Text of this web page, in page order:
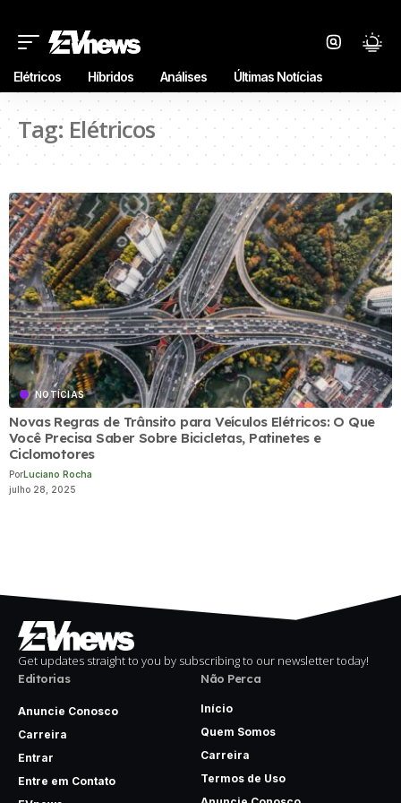
Elétricos Híbridos Análises Últimas Notícias
Tag: Elétricos
NOTÍCIAS
Novas Regras de Trânsito para Veículos Elétricos: O Que
Você Precisa Saber Sobre Bicicletas, Patinetes e
Ciclomotores
PorLuciano Rocha
julho 28, 2025
Get updates straight to you by subscribing to our newsletter today!
Editorias
Anuncie Conosco
Carreira
Entrar
Entre em Contato
Não Perca
Início
Quem Somos
Carreira
Termos de Uso